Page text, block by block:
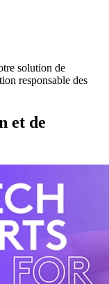
solution de
responsable des
et de